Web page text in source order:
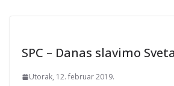
SPC – Danas slavimo
Utorak, 12. februar 2019.